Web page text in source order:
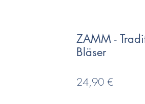
ZAMM -
Bläser
24,90 €Preis